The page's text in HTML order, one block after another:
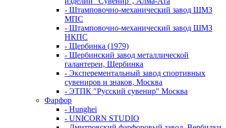
- Штамповочно-механический завод ШМЗ
МПС
- Штамповочно-механический завод ШМЗ
НКПС
- Щербинка (1979)
- Щербинский завод металлической
галантереи, Щербинка
- Эксперементальный завод спортивных
сувениров и знаков, Москва
- ЭТПК "Русский сувенир" Москва
Фарфор
- Hunghei
- UNICORN STUDIO